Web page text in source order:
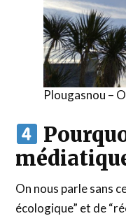
Plougasnou –
On nous parle sans
écologique” et de